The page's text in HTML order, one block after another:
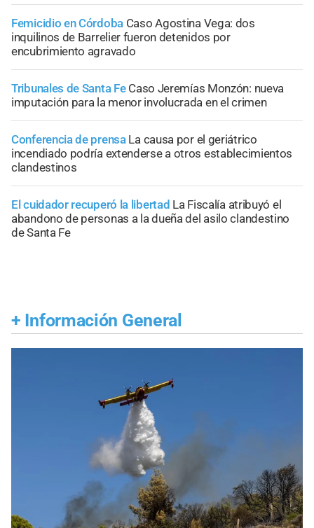
Femicidio en Córdoba Caso Agostina Vega: dos
inquilinos de Barrelier fueron detenidos por
encubrimiento agravado
Tribunales de Santa Fe Caso Jeremías Monzón: nueva
imputación para la menor involucrada en el crimen
Conferencia de prensa La causa por el geriátrico
incendiado podría extenderse a otros establecimientos
clandestinos
El cuidador recuperó la libertad La Fiscalía atribuyó el
abandono de personas a la dueña del asilo clandestino
de Santa Fe
+ Información General